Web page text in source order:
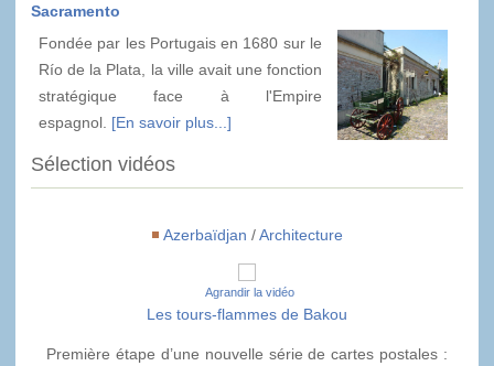
Sacramento
Fondée par les Portugais en 1680 sur le
Río de la Plata, la ville avait une fonction
stratégique face à l'Empire
espagnol. [En savoir plus...]
Sélection vidéos
Azerbaïdjan /Architecture
Agrandir la vidéo
Les tours-flammes de Bakou
Première étape d’une nouvelle série de cartes postales :